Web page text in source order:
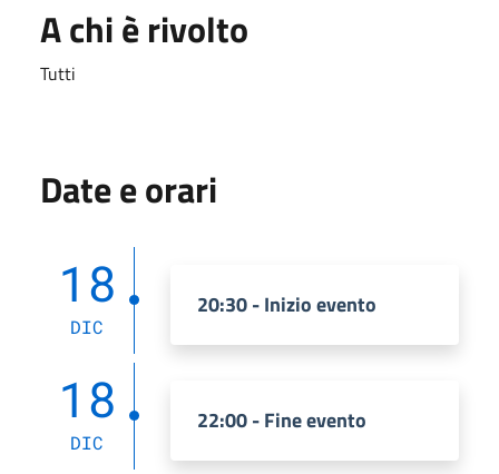
A chi è rivolto
Tutti
Date e orari
18
DIC
20:30 - Inizio evento
18
DIC
22:00 - Fine evento